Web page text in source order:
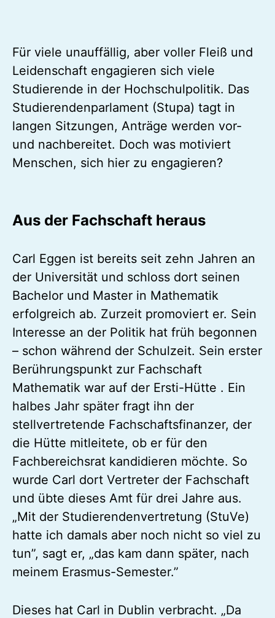
Für viele unauffällig, aber voller Fleiß und
Leidenschaft engagieren sich viele
Studierende in der Hochschulpolitik. Das
Studierendenparlament (Stupa) tagt in
langen Sitzungen, Anträge werden vor-
und nachbereitet. Doch was motiviert
Menschen, sich hier zu engagieren?
Aus der Fachschaft heraus
Carl Eggen ist bereits seit zehn Jahren an
der Universität und schloss dort seinen
Bachelor und Master in Mathematik
erfolgreich ab. Zurzeit promoviert er. Sein
Interesse an der Politik hat früh begonnen
– schon während der Schulzeit. Sein erster
Berührungspunkt zur Fachschaft
Mathematik war auf der Ersti-Hütte . Ein
halbes Jahr später fragt ihn der
stellvertretende Fachschaftsfinanzer, der
die Hütte mitleitete, ob er für den
Fachbereichsrat kandidieren möchte. So
wurde Carl dort Vertreter der Fachschaft
und übte dieses Amt für drei Jahre aus.
„Mit der Studierendenvertretung (StuVe)
hatte ich damals aber noch nicht so viel zu
tun”, sagt er, „das kam dann später, nach
meinem Erasmus-Semester.”
Dieses hat Carl in Dublin verbracht. „Da